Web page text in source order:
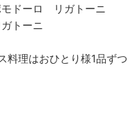
モドーロ リガトーニ
トーニ
料理はおひとり様1品ずつ